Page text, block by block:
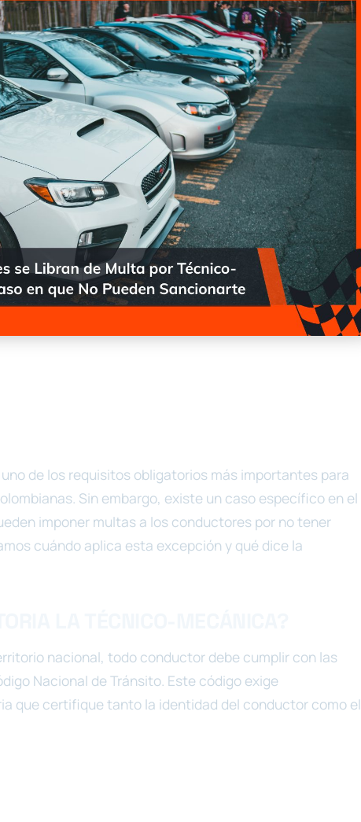
de los requisitos obligatorios más importantes para
Sin embargo, existe un caso específico en el
imponer multas a los conductores por no tener
cuándo aplica esta excepción y qué dice la
nacional, todo conductor debe cumplir con las
Nacional de Tránsito. Este código exige
que certifique tanto la identidad del conductor como el